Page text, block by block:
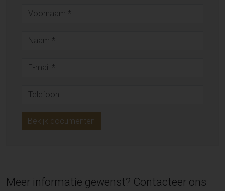
Bekijk documenten
Meer informatie gewenst? Contacteer ons